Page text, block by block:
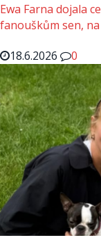
Ewa Farna dojala
fanouškům sen,
18.6.2026
0